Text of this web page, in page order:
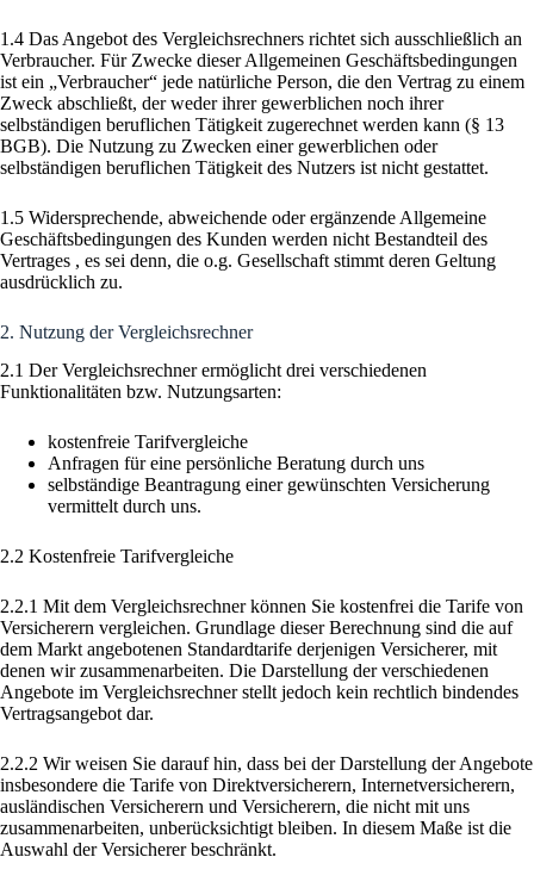
1.4 Das Angebot des Vergleichsrechners richtet sich ausschließlich an
Verbraucher. Für Zwecke dieser Allgemeinen Geschäftsbedingungen
ist ein „Verbraucher“ jede natürliche Person, die den Vertrag zu einem
Zweck abschließt, der weder ihrer gewerblichen noch ihrer
selbständigen beruflichen Tätigkeit zugerechnet werden kann (§ 13
BGB). Die Nutzung zu Zwecken einer gewerblichen oder
selbständigen beruflichen Tätigkeit des Nutzers ist nicht gestattet.
1.5 Widersprechende, abweichende oder ergänzende Allgemeine
Geschäftsbedingungen des Kunden werden nicht Bestandteil des
Vertrages , es sei denn, die o.g. Gesellschaft stimmt deren Geltung
ausdrücklich zu.
2. Nutzung der Vergleichsrechner
2.1 Der Vergleichsrechner ermöglicht drei verschiedenen
Funktionalitäten bzw. Nutzungsarten:
kostenfreie Tarifvergleiche
Anfragen für eine persönliche Beratung durch uns
selbständige Beantragung einer gewünschten Versicherung
vermittelt durch uns.
2.2 Kostenfreie Tarifvergleiche
2.2.1 Mit dem Vergleichsrechner können Sie kostenfrei die Tarife von
Versicherern vergleichen. Grundlage dieser Berechnung sind die auf
dem Markt angebotenen Standardtarife derjenigen Versicherer, mit
denen wir zusammenarbeiten. Die Darstellung der verschiedenen
Angebote im Vergleichsrechner stellt jedoch kein rechtlich bindendes
Vertragsangebot dar.
2.2.2 Wir weisen Sie darauf hin, dass bei der Darstellung der Angebote
insbesondere die Tarife von Direktversicherern, Internetversicherern,
ausländischen Versicherern und Versicherern, die nicht mit uns
zusammenarbeiten, unberücksichtigt bleiben. In diesem Maße ist die
Auswahl der Versicherer beschränkt.